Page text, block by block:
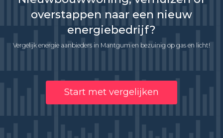
overstappen naar een nieuw
energiebedrijf?
Vergelijk energie aanbieders in Mantgum en bezuinig op gas en licht!
Start met vergelijken